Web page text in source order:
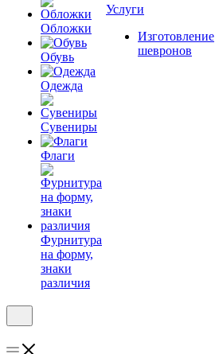
Обложки
Обувь
Одежда
Сувениры
Флаги
Фурнитура
на форму,
знаки
различия
Услуги
Изготовление
шевронов